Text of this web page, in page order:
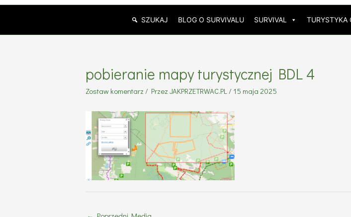
BLOG O SURVIVALU SURVIVAL TURYSTYKA
SZUKAJ
pobieranie mapy turystycznej BDL 4
Zostaw komentarz / Przez JAKPRZETRWAC.PL/ 15 maja 2025